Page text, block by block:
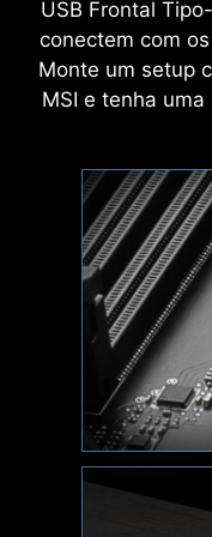
USB Frontal
conectem com
Monte um setup
MSI e tenha
Crie sua
facilidade.
com